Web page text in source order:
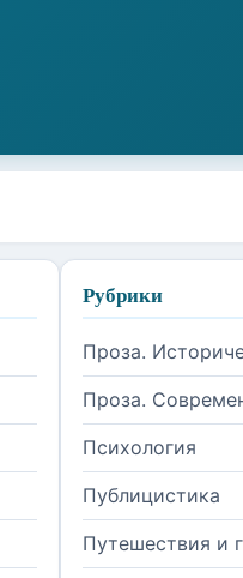
Рубрики
Проза.
Проза.
Психология
Публицистика
Путешествия и